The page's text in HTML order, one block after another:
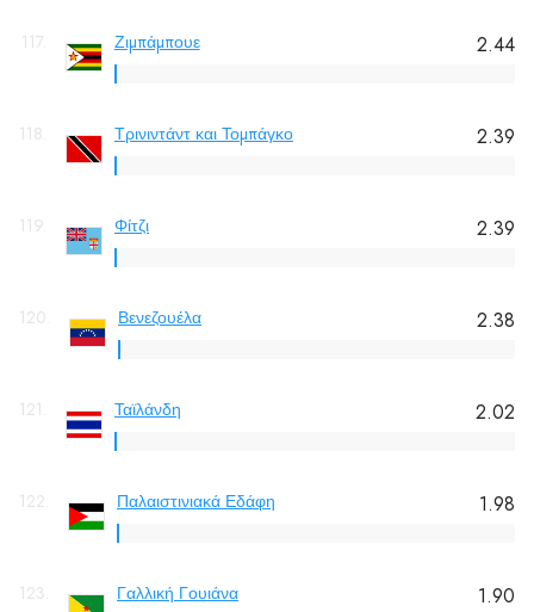
117. Ζιμπάμπουε 2.44
118. Τρινιντάντ και Τομπάγκο 2.39
119. Φίτζι 2.39
120. Βενεζουέλα 2.38
121. Ταϊλάνδη 2.02
122. Παλαιστινιακά Εδάφη 1.98
123. Γαλλική Γουιάνα 1.90